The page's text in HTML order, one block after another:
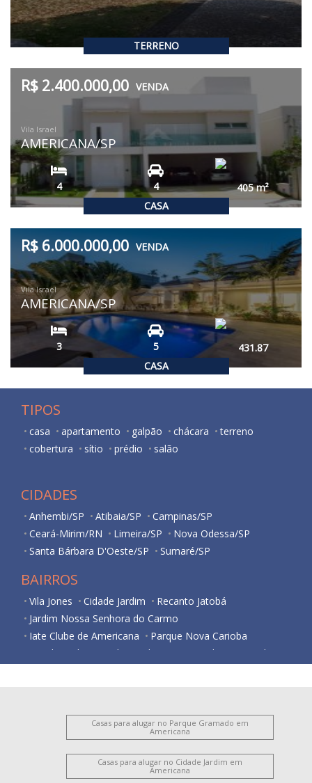
TERRENO
CASA
R$ 2.400.000,00 VENDA
Vila Israel
AMERICANA/SP
4 4 405m²
CASA
R$ 6.000.000,00 VENDA
Vila Israel
AMERICANA/SP
3 5 431.87
TIPOS
casa apartamento galpão chácara
terreno
cobertura
sítio prédio salão
CIDADES
Anhembi/SP Atibaia/SP
Campinas/SP
Ceará-Mirim/RN
Limeira/SP
Nova Odessa/SP
Santa Bárbara D'Oeste/SP
Sumaré/SP
BAIRROS
Vila Jones Cidade Jardim
Recanto Jatobá
Jardim Nossa Senhora do Carmo
Iate Clube de Americana
Parque Nova Carioba
Residencial Horto Florestal Jacyra I
Jardim Imperador
Jardim São Domingos
Nova Americana
Vila Frezzarim
Jardim Bertoni
Iate Clube de Campinas
Parque Gramado
Antônio Zanaga Ii
Vila Cordenonsi
Chácara Machadinho II
Jardim Brasil Vila Mariana
Casas para alugar no Parque Gramado em
Americana
Casas para alugar no Cidade Jardim em
Americana